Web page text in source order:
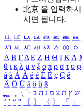
北京 을 입력하
시면 됩니다.
ㅥ ㅦ ㅧ ㅨ ㅩ ㅪ ㅫ ㅬ
ㅺ ㅻ ㅼ ㅽ ㅾ ㅿ ㆀ ㆁ
Α Β ΓΔ Ε Ζ Η Θ Ι ΚΛ
θ ι κ λ μ ν ξ ο π ρ σ τ υ φ
á à Á À é è É È ç Ç ê
Ä Ö Ü ä ö ü ß
ִֶֹ ֻּ ׁׂ ש ץ ת צ מ נ ה ב
‘ ’ “ ” 〔 〕 〈 〉 「 」